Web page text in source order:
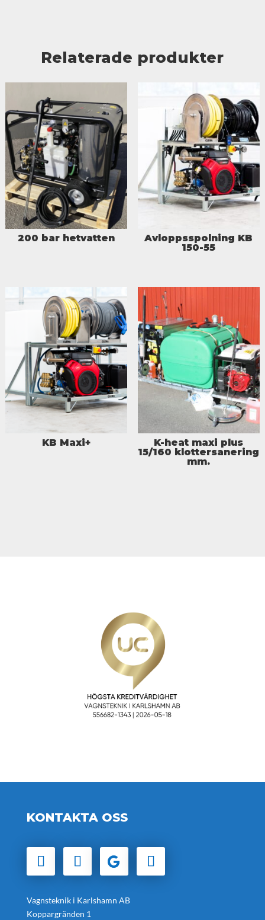
Relaterade produkter
200 bar hetvatten
Avloppsspolning KB
150-55
KB Maxi+
K-heat maxi plus
15/160 klottersanering
mm.
KONTAKTA OSS
Vagnsteknik i Karlshamn AB
Koppargränden 1